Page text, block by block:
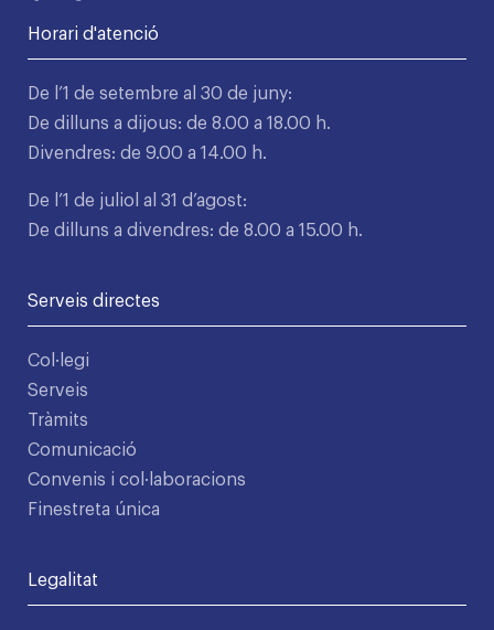
Horari d'atenció
De l’1 de setembre al 30 de juny:
De dilluns a dijous: de 8.00 a 18.00 h.
Divendres: de 9.00 a 14.00 h.
De l’1 de juliol al 31 d’agost:
De dilluns a divendres: de 8.00 a 15.00 h.
Serveis directes
Col·legi
Serveis
Tràmits
Comunicació
Convenis i col·laboracions
Finestreta única
Legalitat